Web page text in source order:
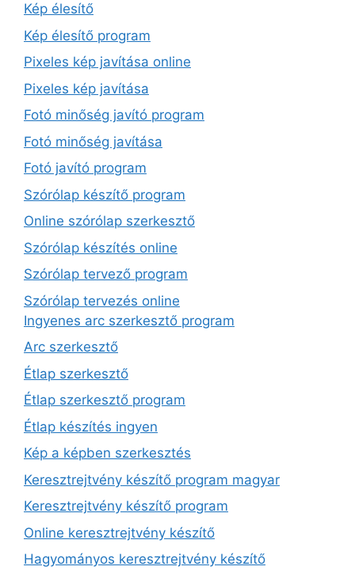
Kép élesítő
Kép élesítő program
Pixeles kép javítása online
Pixeles kép javítása
Fotó minőség javító program
Fotó minőség javítása
Fotó javító program
Szórólap készítő program
Online szórólap szerkesztő
Szórólap készítés online
Szórólap tervező program
Szórólap tervezés online
Ingyenes arc szerkesztő program
Arc szerkesztő
Étlap szerkesztő
Étlap szerkesztő program
Étlap készítés ingyen
Kép a képben szerkesztés
Keresztrejtvény készítő program magyar
Keresztrejtvény készítő program
Online keresztrejtvény készítő
Hagyományos keresztrejtvény készítő